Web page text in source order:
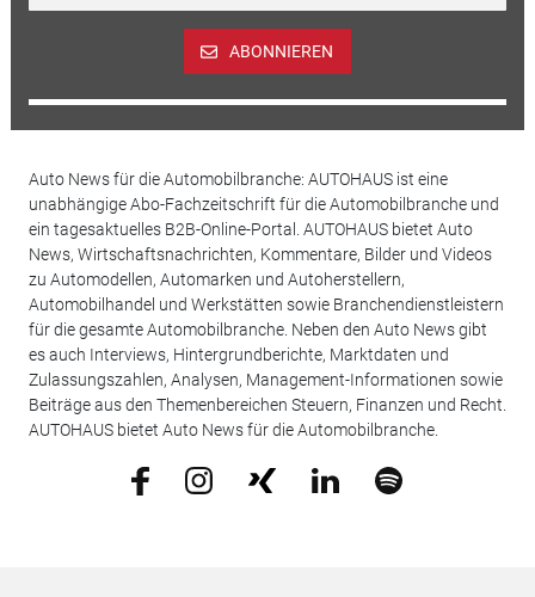
ABONNIEREN
Auto News für die Automobilbranche: AUTOHAUS ist eine
unabhängige Abo-Fachzeitschrift für die Automobilbranche und
ein tagesaktuelles B2B-Online-Portal. AUTOHAUS bietet Auto
News, Wirtschaftsnachrichten, Kommentare, Bilder und Videos
zu Automodellen, Automarken und Autoherstellern,
Automobilhandel und Werkstätten sowie Branchendienstleistern
für die gesamte Automobilbranche. Neben den Auto News gibt
es auch Interviews, Hintergrundberichte, Marktdaten und
Zulassungszahlen, Analysen, Management-Informationen sowie
Beiträge aus den Themenbereichen Steuern, Finanzen und Recht.
AUTOHAUS bietet Auto News für die Automobilbranche.